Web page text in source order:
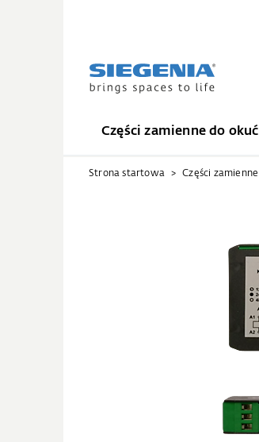
Części zamienne do okuć
Strona startowa Części zamienne